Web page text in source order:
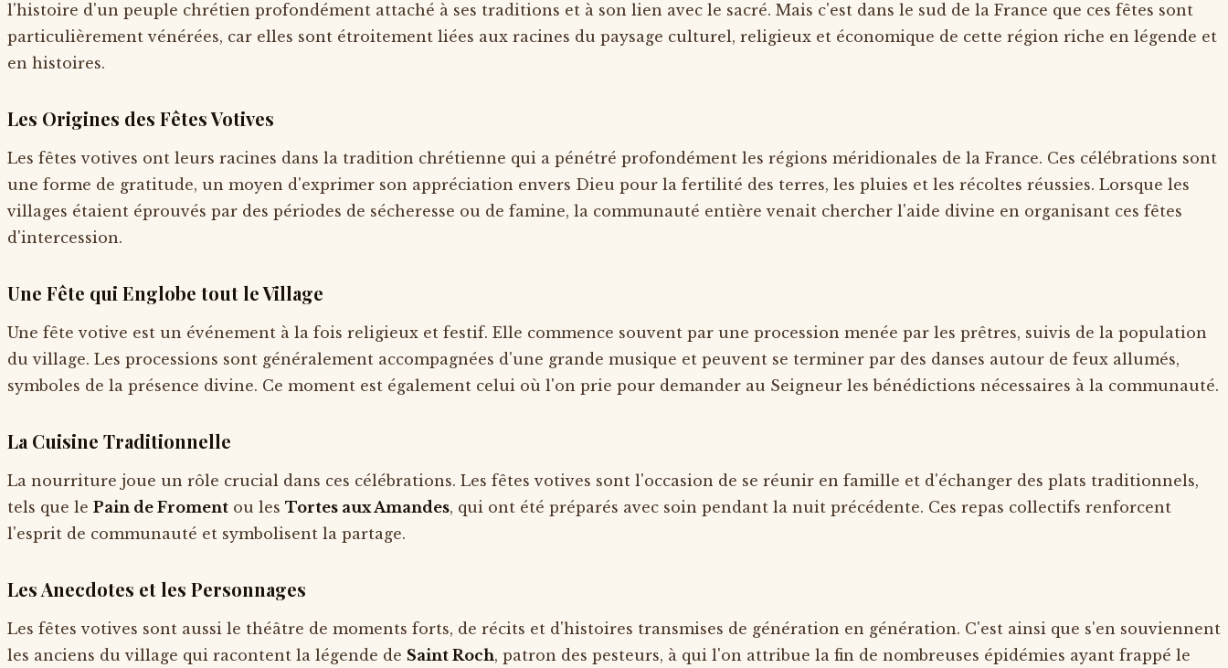
l'histoire d'un peuple chrétien profondément attaché à ses traditions et à son lien avec le sacré. Mais c'est dans le sud de la France que ces fêtes sont
particulièrement vénérées, car elles sont étroitement liées aux racines du paysage culturel, religieux et économique de cette région riche en légende et
en histoires.
Les Origines des Fêtes Votives
Les fêtes votives ont leurs racines dans la tradition chrétienne qui a pénétré profondément les régions méridionales de la France. Ces célébrations sont
une forme de gratitude, un moyen d'exprimer son appréciation envers Dieu pour la fertilité des terres, les pluies et les récoltes réussies. Lorsque les
villages étaient éprouvés par des périodes de sécheresse ou de famine, la communauté entière venait chercher l'aide divine en organisant ces fêtes
d'intercession.
Une Fête qui Englobe tout le Village
Une fête votive est un événement à la fois religieux et festif. Elle commence souvent par une procession menée par les prêtres, suivis de la population
du village. Les processions sont généralement accompagnées d'une grande musique et peuvent se terminer par des danses autour de feux allumés,
symboles de la présence divine. Ce moment est également celui où l'on prie pour demander au Seigneur les bénédictions nécessaires à la communauté.
La Cuisine Traditionnelle
La nourriture joue un rôle crucial dans ces célébrations. Les fêtes votives sont l'occasion de se réunir en famille et d'échanger des plats traditionnels,
tels que le Pain de Froment ou les Tortes aux Amandes, qui ont été préparés avec soin pendant la nuit précédente. Ces repas collectifs renforcent
l'esprit de communauté et symbolisent la partage.
Les Anecdotes et les Personnages
Les fêtes votives sont aussi le théâtre de moments forts, de récits et d'histoires transmises de génération en génération. C'est ainsi que s'en souviennent
les anciens du village qui racontent la légende de Saint Roch, patron des pesteurs, à qui l'on attribue la fin de nombreuses épidémies ayant frappé le